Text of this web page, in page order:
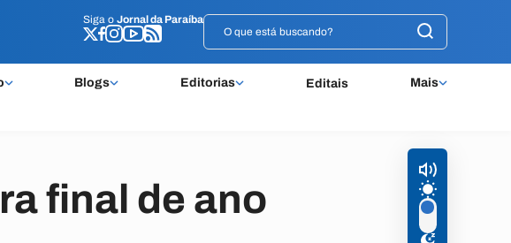
Siga o Jornal da Paraíba
Blogs Editorias Editais Mais
Siga o Jornal da Paraíba
final de ano